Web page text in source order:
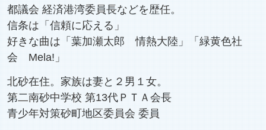
都議会 経済港湾委員長などを歴任。
信条は「信頼に応える」
好きな曲は「葉加瀬太郎 情熱大陸」「緑黄色社
会 Mela!」
北砂在住。家族は妻と２男１女。
第二南砂中学校 第13代ＰＴＡ会長
青少年対策砂町地区委員会 委員